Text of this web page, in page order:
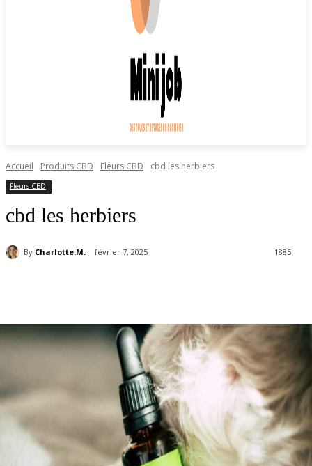
Accueil Produits CBD Fleurs CBD cbd les herbiers
Fleurs CBD
cbd les herbiers
By Charlotte.M. février 7, 2025 1885